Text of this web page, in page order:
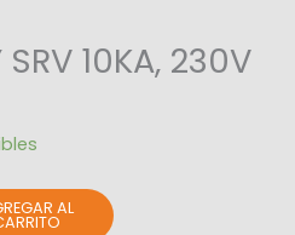
SRV 10KA, 230V
AL